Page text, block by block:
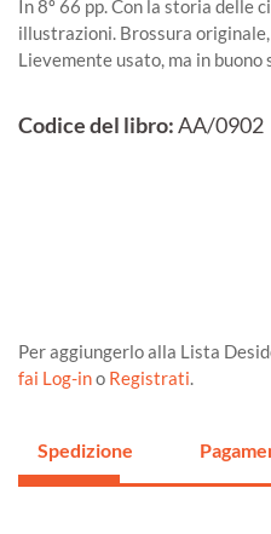
In 8º 66 pp. Con la storia delle
illustrazioni. Brossura
Lievemente usato, ma in
Codice del libro:AA/0902
Per aggiungerlo alla Lista
fai Log-ino Registrati.
Spedizione